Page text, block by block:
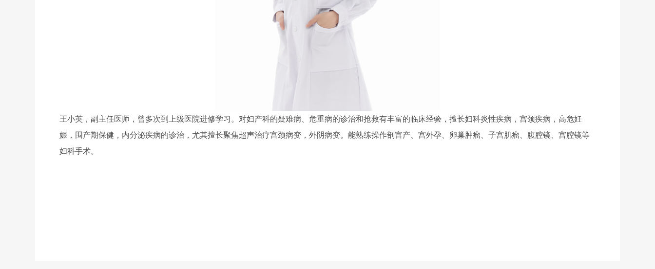
王小英，副主任医师，曾多次到上级医院进修学习。对妇产科的疑难病、危重病的诊治和抢救有丰富的临床经验，擅长妇科炎性疾病，宫颈疾病，高危妊
娠，围产期保健，内分泌疾病的诊治，尤其擅长聚焦超声治疗宫颈病变，外阴病变。能熟练操作剖宫产、宫外孕、卵巢肿瘤、子宫肌瘤、腹腔镜、宫腔镜等
妇科手术。